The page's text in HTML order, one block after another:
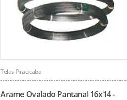
Telas Piracicaba
Arame Ovalado Pantanal 16x14 -